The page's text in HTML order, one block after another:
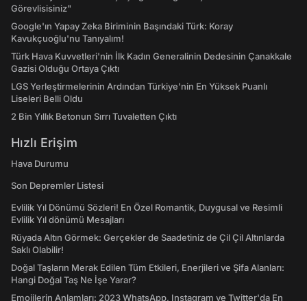
Görevlisisiniz"
Google'ın Yapay Zeka Biriminin Başındaki Türk: Koray
Kavukçuoğlu'nu Tanıyalım!
Türk Hava Kuvvetleri'nin İlk Kadın Generalinin Dedesinin Çanakkale
Gazisi Olduğu Ortaya Çıktı
LGS Yerleştirmelerinin Ardından Türkiye'nin En Yüksek Puanlı
Liseleri Belli Oldu
2 Bin Yıllık Betonun Sırrı Tuvaletten Çıktı
Hızlı Erişim
Hava Durumu
Son Depremler Listesi
Evlilik Yıl Dönümü Sözleri! En Özel Romantik, Duygusal ve Resimli
Evlilik Yıl dönümü Mesajları
Rüyada Altın Görmek: Gerçekler de Saadetiniz de Çil Çil Altınlarda
Saklı Olabilir!
Doğal Taşların Merak Edilen Tüm Etkileri, Enerjileri ve Şifa Alanları:
Hangi Doğal Taş Ne İşe Yarar?
Emojilerin Anlamları: 2023 WhatsApp, Instagram ve Twitter'da En